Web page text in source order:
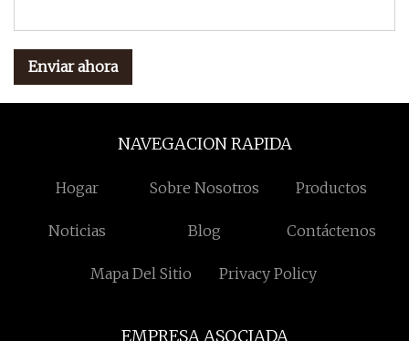
Enviar ahora
NAVEGACION RAPIDA
Hogar Sobre Nosotros Productos
Noticias Blog Contáctenos
Mapa Del Sitio Privacy Policy
EMPRESA ASOCIADA